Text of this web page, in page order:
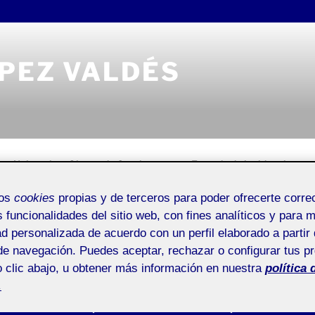
VALDÉS
Universitat Oberta de Catalunya Entrada de incidencias o
LÓPEZ VALDÉS
ser…
Buscar
por:
cookies propias y de terceros para poder ofrecerte
funcionalidades del sitio web, con fines analíticos y para
personalizada de acuerdo con un perfil elaborado a partir
navegación. Puedes aceptar, rechazar o configurar tus
clic abajo, u obtener más información en nuestra política